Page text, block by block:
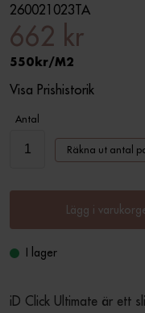
260021023TA
662 kr
550 M2
Visa Prishistorik
Antal
Räkna ut antal
Lägg i
I lager
iD Click Ultimate är ett